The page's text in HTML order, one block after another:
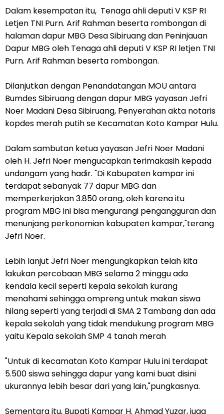
Dalam kesempatan itu, Tenaga ahli deputi V KSP RI
Letjen TNI Purn. Arif Rahman beserta rombongan di
halaman dapur MBG Desa Sibiruang dan Peninjauan
Dapur MBG oleh Tenaga ahli deputi V KSP RI letjen TNI
Purn. Arif Rahman beserta rombongan.
Dilanjutkan dengan Penandatangan MOU antara
Bumdes Sibiruang dengan dapur MBG yayasan Jefri
Noer Madani Desa Sibiruang, Penyerahan akta notaris
kopdes merah putih se Kecamatan Koto Kampar Hulu.
Dalam sambutan ketua yayasan Jefri Noer Madani
oleh H. Jefri Noer mengucapkan terimakasih kepada
undangam yang hadir. "Di Kabupaten kampar ini
terdapat sebanyak 77 dapur MBG dan
memperkerjakan 3.850 orang, oleh karena itu
program MBG ini bisa mengurangi pengangguran dan
menunjang perkonomian kabupaten kampar,"terang
Jefri Noer.
Lebih lanjut Jefri Noer mengungkapkan telah kita
lakukan percobaan MBG selama 2 minggu ada
kendala kecil seperti kepala sekolah kurang
menahami sehingga ompreng untuk makan siswa
hilang seperti yang terjadi di SMA 2 Tambang dan ada
kepala sekolah yang tidak mendukung program MBG
yaitu Kepala sekolah SMP 4 tanah merah
"Untuk di kecamatan Koto Kampar Hulu ini terdapat
5.500 siswa sehingga dapur yang kami buat disini
ukurannya lebih besar dari yang lain,"pungkasnya.
Sementara itu, Bupati Kampar H. Ahmad Yuzar, juga